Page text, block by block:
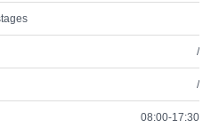
/
/
08:00-17:30